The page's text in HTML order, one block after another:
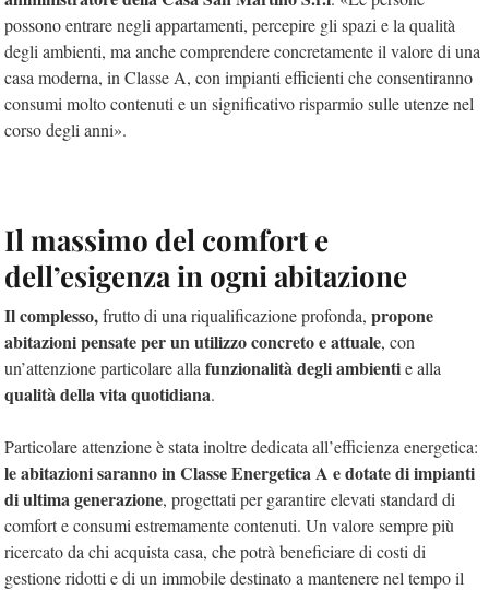
possono entrare negli appartamenti, percepire gli spazi e la qualità
degli ambienti, ma anche comprendere concretamente il valore di una
casa moderna, in Classe A, con impianti efficienti che consentiranno
consumi molto contenuti e un significativo risparmio sulle utenze nel
corso degli anni».
Il massimo del comfort e
dell’esigenza in ogni abitazione
Il complesso,frutto di una riqualificazione profonda, propone
abitazioni pensate per un utilizzo concreto e attuale, con
un’attenzione particolare alla funzionalità degli ambientie alla
qualità della vita quotidiana.
Particolare attenzione è stata inoltre dedicata all’efficienza energetica:
le abitazioni saranno in Classe Energetica A e dotate di impianti
di ultima generazione, progettati per garantire elevati standard di
comfort e consumi estremamente contenuti. Un valore sempre più
ricercato da chi acquista casa, che potrà beneficiare di costi di
gestione ridotti e di un immobile destinato a mantenere nel tempo il